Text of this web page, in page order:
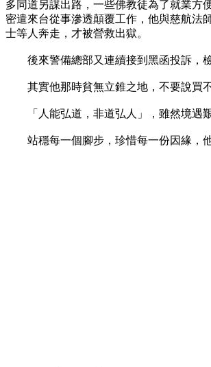
多同道另謀出路，一些佛教徒為了就業方
密遣來台從事滲透顛覆工作，他與慈航法
士等人奔走，才被營救出獄。
後來警備總部又連續接到黑函投訴，檢
其實他那時貧無立錐之地，不要說買不
「人能弘道，非道弘人」，雖然境遇艱
站穩每一個腳步，珍惜每一份因緣，他